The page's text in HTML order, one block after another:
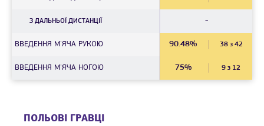
З ДАЛЬНЬОЇ ДИСТАНЦIЇ -
ВВЕДЕННЯ М'ЯЧА РУКОЮ 90.48% 38 з 42
ВВЕДЕННЯ М'ЯЧА НОГОЮ 75% 9 з 12
ПОЛЬОВІ ГРАВЦІ